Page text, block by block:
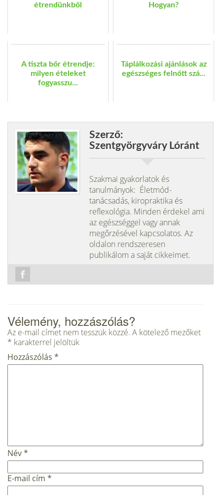
étrendünkből
Hogyan?
A tiszta bőr étrendje:
milyen ételeket
fogyasszu...
Táplálkozási ajánlások az
egészséges felnőtt szá...
Szerző:
Szentgyörgyváry Lóránt
Szakmai gyakorlatok és
tanulmányok: Életmód-
tanácsadás, kiropraktika és
reflexológia. Minden érdekel ami
az egészséggel vagy annak
megőrzésével kapcsolatos. Az
oldalon rendszeresen
publikálom a saját cikkeimet.
Vélemény, hozzászólás?
Az e-mail címet nem tesszük közzé. A kötelező mezőket
* karakterrel jelöltük
Hozzászólás *
Név*
E-mail cím *